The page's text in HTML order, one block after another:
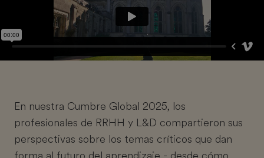
En nuestra Cumbre Global 2025, los
profesionales de RRHH y L&D compartieron sus
perspectivas sobre los temas críticos que dan
forma al futuro del aprendizaje - desde cómo